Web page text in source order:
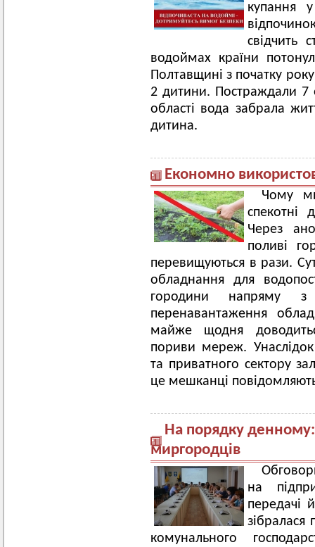
купання
свідчить
водоймах країни
Полтавщині з початку
2 дитини. Постраждали 7
області вода забрала
дитина.
Економно
Чому
спекотні
Через
поливі
перевищуються в рази.
обладнання для
городини напряму
перенавантаження
майже щодня
пориви мереж. Унаслідок
та приватного сектору
це мешканці
На порядку
миргородців
на
передачі
зібралася
комунального